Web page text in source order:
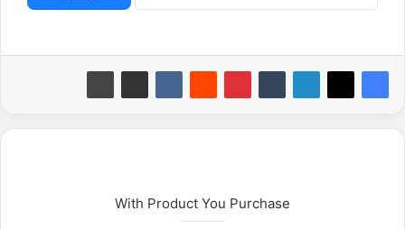
With Product You Purchase